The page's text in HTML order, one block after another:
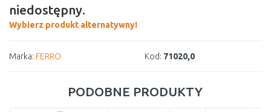
niedostępny.
Wybierz produkt alternatywny!
Marka: FERRO Kod: 71020,0
PODOBNE PRODUKTY